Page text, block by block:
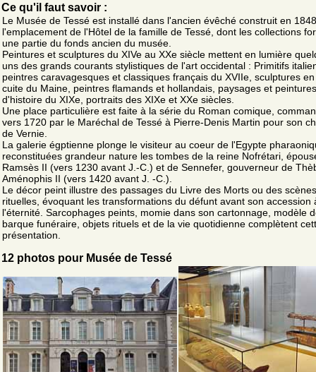
Ce qu'il faut savoir :
Le Musée de Tessé est installé dans l'ancien évêché construit en
l'emplacement de l'Hôtel de la famille de Tessé, dont les collections
une partie du fonds ancien du musée.
Peintures et sculptures du XIVe au XXe siècle mettent en lumière
uns des grands courants stylistiques de l'art occidental : Primitifs
peintres caravagesques et classiques français du XVIIe, sculptures
cuite du Maine, peintres flamands et hollandais, paysages et peintures
d'histoire du XIXe, portraits des XIXe et XXe siècles.
Une place particulière est faite à la série du Roman comique,
vers 1720 par le Maréchal de Tessé à Pierre-Denis Martin pour son
de Vernie.
La galerie égptienne plonge le visiteur au coeur de l'Egypte
reconstituées grandeur nature les tombes de la reine Nofrétari,
Ramsès II (vers 1230 avant J.-C.) et de Sennefer, gouverneur de
Aménophis II (vers 1420 avant J. -C.).
Le décor peint illustre des passages du Livre des Morts ou des scènes
rituelles, évoquant les transformations du défunt avant son accession
l'éternité. Sarcophages peints, momie dans son cartonnage, modèle
barque funéraire, objets rituels et de la vie quotidienne complètent
présentation.
12 photos pour Musée de Tessé